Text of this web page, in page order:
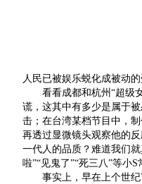
人民已被娱乐蜕化成被动的
看看成都和杭州“超级女
谎，这其中有多少是属于
击；在台湾某档节目中，
再透过显微镜头观察他的
一代人的品质？难道我们
啦”“见鬼了”“死三八”等小S
事实上，早在上个世纪